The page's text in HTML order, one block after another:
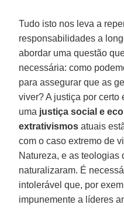
Tudo isto nos leva a
responsabilidades a
abordar uma questão
necessária: como
para assegurar que as
viver? A justiça por certo
uma justiça social e
extrativismos atuais
com o caso extremo de
Natureza, e as teologias
naturalizaram. É
intolerável que, por
impunemente a líderes